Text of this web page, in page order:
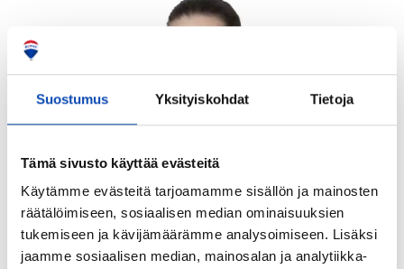
Suostumus Yksityiskohdat Tietoja
Tämä sivusto käyttää evästeitä
Käytämme evästeitä tarjoamamme sisällön ja mainosten
räätälöimiseen, sosiaalisen median ominaisuuksien
tukemiseen ja kävijämäärämme analysoimiseen. Lisäksi
jaamme sosiaalisen median, mainosalan ja analytiikka-